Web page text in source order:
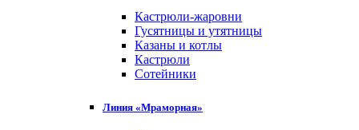
Кастрюли-жаровни
Гусятницы и утятницы
Казаны и котлы
Кастрюли
Сотейники
Линия «Мраморная»